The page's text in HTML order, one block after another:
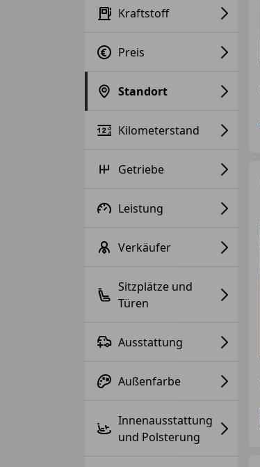
Kraftstoff
Preis
Standort
Kilometerstand
Getriebe
Leistung
Verkäufer
Sitzplätze und
Türen
Ausstattung
Außenfarbe
Innenausstattung
und Polsterung